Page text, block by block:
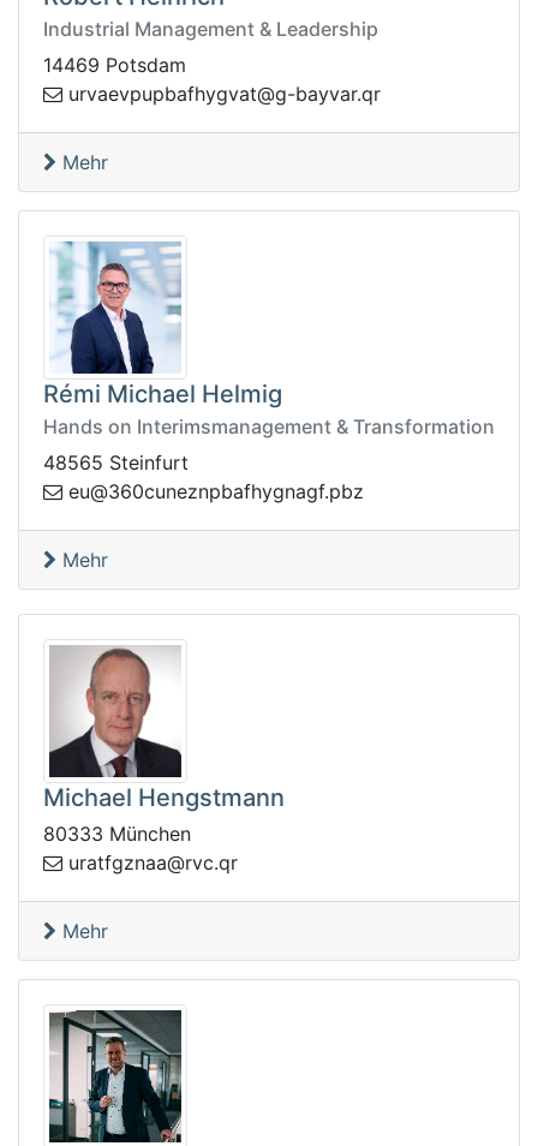
Industrial Management & Leadership
14469 Potsdam
rq.ravyab-g@tavgyhfabpupveavru
Mehr
Rémi Michael Helmig
Hands on Interimsmanagement & Transformation
48565 Steinfurt
zbp.fgangy
hfabpnzenuc063@ue
Mehr
Michael Hengstmann
80333 München
rq.c
vr@aanzgftaru
Mehr